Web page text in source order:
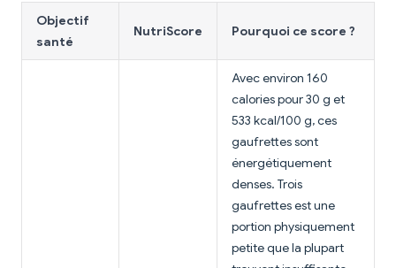
Objectif
santé
NutriScore Pourquoi ce score ?
Avec environ 160
calories pour 30 g et
533 kcal/100 g, ces
gaufrettes sont
énergétiquement
denses. Trois
gaufrettes est une
portion physiquement
petite que la plupart